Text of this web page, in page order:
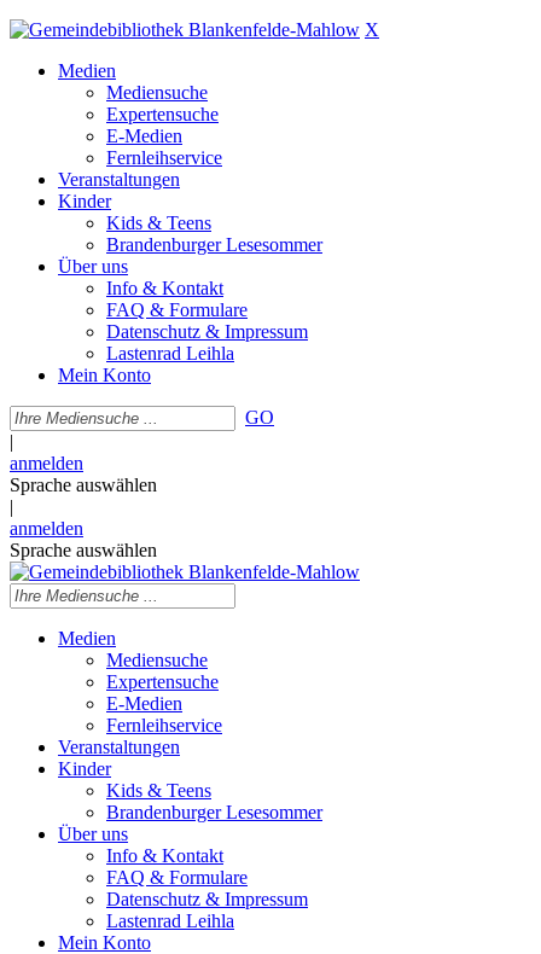
X
Medien
Mediensuche
Expertensuche
E-Medien
Fernleihservice
Veranstaltungen
Kinder
Kids & Teens
Brandenburger Lesesommer
Über uns
Info & Kontakt
FAQ & Formulare
Datenschutz & Impressum
Lastenrad Leihla
Mein Konto
GO
|
anmelden
Sprache auswählen
|
anmelden
Sprache auswählen
Medien
Mediensuche
Expertensuche
E-Medien
Fernleihservice
Veranstaltungen
Kinder
Kids & Teens
Brandenburger Lesesommer
Über uns
Info & Kontakt
FAQ & Formulare
Datenschutz & Impressum
Lastenrad Leihla
Mein Konto